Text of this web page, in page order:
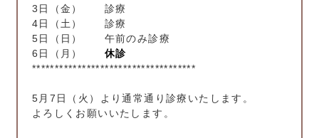
3日（金） 診療
4日（土） 診療
5日（日） 午前のみ診療
6日（月） 休診
************************************
5月7日（火）より通常通り診療いたします。
よろしくお願いいたします。